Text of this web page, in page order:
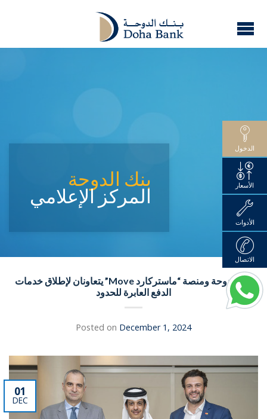
بنك الدوحة
المركز الإعلامي
بنك الدوحة ومنصة “ماستركارد Move” يتعاونان لإطلاق خدمات
الدفع العابرة للحدود
Posted on December 1, 2024
01
DEC
الدخول
الأسعار
الأدوات
الاتصال